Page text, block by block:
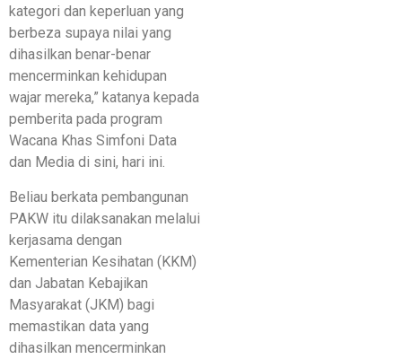
kategori dan keperluan yang
berbeza supaya nilai yang
dihasilkan benar-benar
mencerminkan kehidupan
wajar mereka,” katanya kepada
pemberita pada program
Wacana Khas Simfoni Data
dan Media di sini, hari ini.
Beliau berkata pembangunan
PAKW itu dilaksanakan melalui
kerjasama dengan
Kementerian Kesihatan (KKM)
dan Jabatan Kebajikan
Masyarakat (JKM) bagi
memastikan data yang
dihasilkan mencerminkan